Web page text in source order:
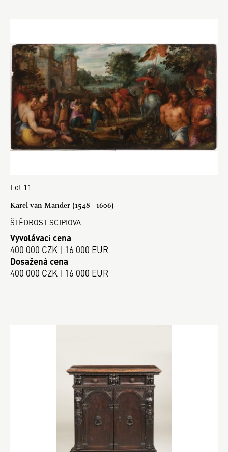
Lot 11
Karel van Mander (1548 - 1606)
ŠTĚDROST SCIPIOVA
Vyvolávací cena
400 000 CZK | 16 000 EUR
Dosažená cena
400 000 CZK | 16 000 EUR